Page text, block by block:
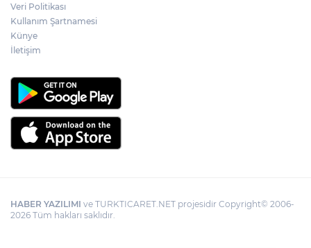
Veri Politikası
Kullanım Şartnamesi
Künye
İletişim
HABER YAZILIMI ve TURKTICARET.NET projesidir Copyright© 2006-
2026 Tüm hakları saklıdır.